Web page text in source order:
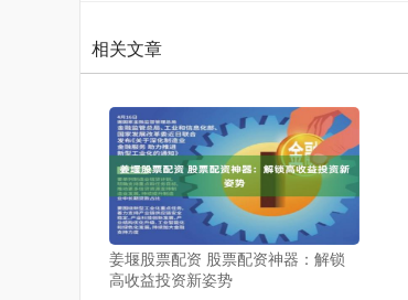
相关文章
姜堰股票配资 股票配资神器：解锁
高收益投资新姿势